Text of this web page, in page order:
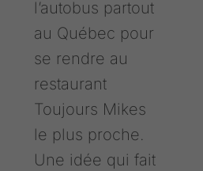
l’autobus partout
au Québec pour
se rendre au
restaurant
Toujours Mikes
le plus proche.
Une idée qui fait